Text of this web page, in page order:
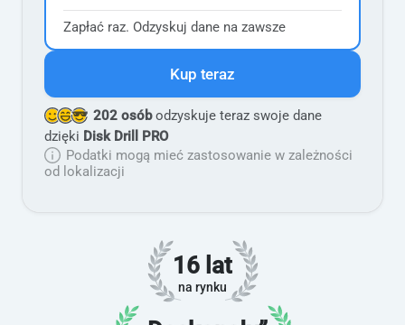
Zapłać raz. Odzyskuj dane na zawsze
Kup teraz
202 osóbodzyskuje teraz swoje dane
dzięki Disk Drill PRO
Podatki mogą mieć zastosowanie w zależności
od lokalizacji
16 lat
na rynku